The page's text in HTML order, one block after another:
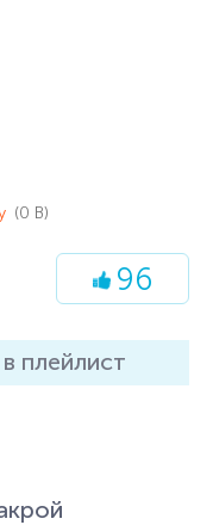
(0 B)
96
в плейлист